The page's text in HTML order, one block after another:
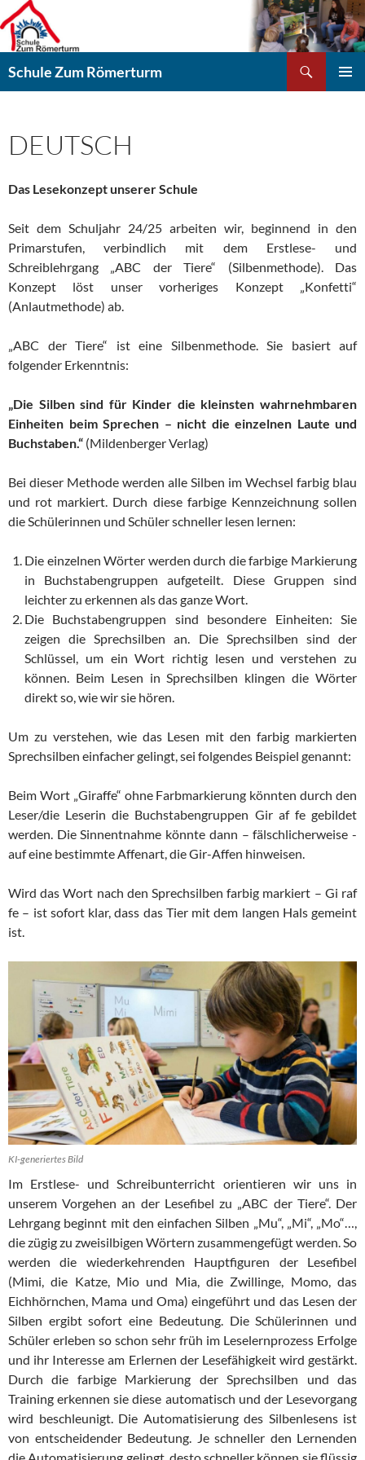
Zum
Inhalt
springen
Schule Zum Römerturm
DEUTSCH
Das Lesekonzept unserer Schule
Seit dem Schuljahr 24/25 arbeiten wir, beginnend in den
Primarstufen, verbindlich mit dem Erstlese- und
Schreiblehrgang „ABC der Tiere“ (Silbenmethode). Das
Konzept löst unser vorheriges Konzept „Konfetti“
(Anlautmethode) ab.
„ABC der Tiere“ ist eine Silbenmethode. Sie basiert auf
folgender Erkenntnis:
„Die Silben sind für Kinder die kleinsten wahrnehmbaren
Einheiten beim Sprechen – nicht die einzelnen Laute und
Buchstaben.“ (Mildenberger Verlag)
Bei dieser Methode werden alle Silben im Wechsel farbig blau
und rot markiert. Durch diese farbige Kennzeichnung sollen
die Schülerinnen und Schüler schneller lesen lernen:
Die einzelnen Wörter werden durch die farbige Markierung
in Buchstabengruppen aufgeteilt. Diese Gruppen sind
leichter zu erkennen als das ganze Wort.
Die Buchstabengruppen sind besondere Einheiten: Sie
zeigen die Sprechsilben an. Die Sprechsilben sind der
Schlüssel, um ein Wort richtig lesen und verstehen zu
können. Beim Lesen in Sprechsilben klingen die Wörter
direkt so, wie wir sie hören.
Um zu verstehen, wie das Lesen mit den farbig markierten
Sprechsilben einfacher gelingt, sei folgendes Beispiel genannt:
Beim Wort „Giraffe“ ohne Farbmarkierung könnten durch den
Leser/die Leserin die Buchstabengruppen Gir af fe gebildet
werden. Die Sinnentnahme könnte dann – fälschlicherweise -
auf eine bestimmte Affenart, die Gir-Affen hinweisen.
Wird das Wort nach den Sprechsilben farbig markiert – Gi raf
fe – ist sofort klar, dass das Tier mit dem langen Hals gemeint
ist.
KI-generiertes Bild
Im Erstlese- und Schreibunterricht orientieren wir uns in
unserem Vorgehen an der Lesefibel zu „ABC der Tiere“. Der
Lehrgang beginnt mit den einfachen Silben „Mu“, „Mi“, „Mo“…,
die zügig zu zweisilbigen Wörtern zusammengefügt werden. So
werden die wiederkehrenden Hauptfiguren der Lesefibel
(Mimi, die Katze, Mio und Mia, die Zwillinge, Momo, das
Eichhörnchen, Mama und Oma) eingeführt und das Lesen der
Silben ergibt sofort eine Bedeutung. Die Schülerinnen und
Schüler erleben so schon sehr früh im Leselernprozess Erfolge
und ihr Interesse am Erlernen der Lesefähigkeit wird gestärkt.
Durch die farbige Markierung der Sprechsilben und das
Training erkennen sie diese automatisch und der Lesevorgang
wird beschleunigt. Die Automatisierung des Silbenlesens ist
von entscheidender Bedeutung. Je schneller den Lernenden